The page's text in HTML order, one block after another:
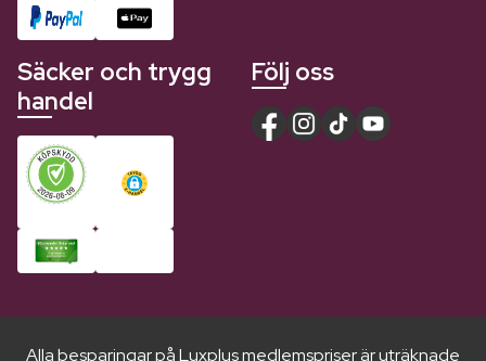
Säcker och trygg
handel
Följ oss
Alla besparingar på Luxplus medlemspriser är uträknade